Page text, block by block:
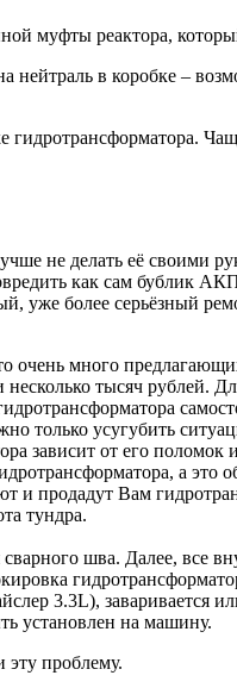
муфты реактора,
в коробке –
не делать её своими
как сам бублик
уже более серьёзный
очень много
тысяч рублей.
только усугубить
зависит от его поломок
а это
и продадут Вам
тундра.
шва. Далее, все
3.3L), заваривается
установлен на машину.
эту проблему.